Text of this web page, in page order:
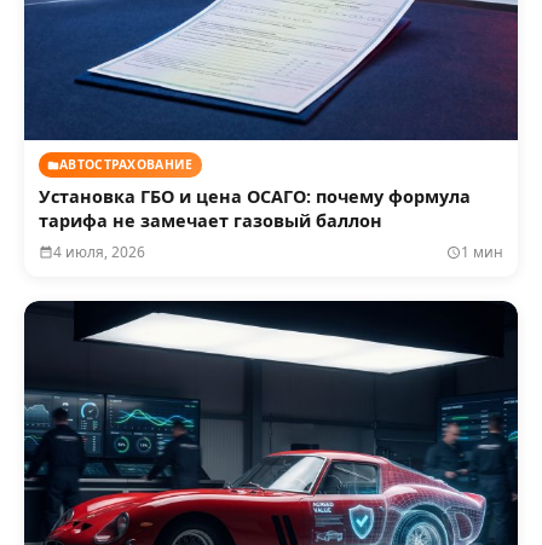
АВТОСТРАХОВАНИЕ
Установка ГБО и цена ОСАГО: почему формула
тарифа не замечает газовый баллон
4 июля, 2026 1 мин